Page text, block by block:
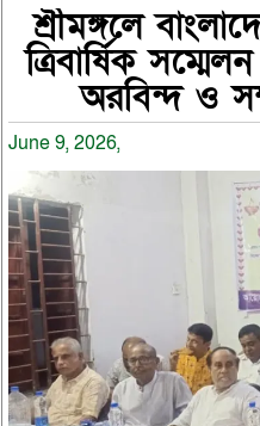
শ্রীমঙ্গলে
ত্রিবার্ষিক
অরবিন্দ ও
June 9, 2026,